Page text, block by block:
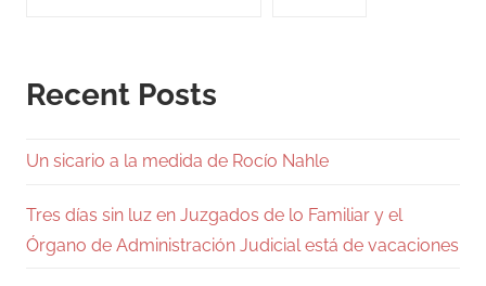
Recent Posts
Un sicario a la medida de Rocío Nahle
Tres días sin luz en Juzgados de lo Familiar y el
Órgano de Administración Judicial está de vacaciones